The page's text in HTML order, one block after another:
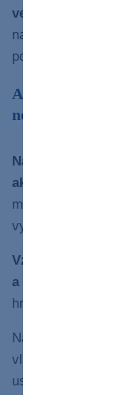
vedieť povedať nie
najavo, ak sa cítite
ponížený.
Ako sa nenechať
nevyhorieť
Nastavenie hraníc a
ako sa vyhnúť
mechanizmus
vytvoriť nadhľad nad
Vzťah s
a vyčerpávajúci
hrách, manipulácii a
Narcista má silnú
vlastnej hodnoty,
ustupujú do úzadia.